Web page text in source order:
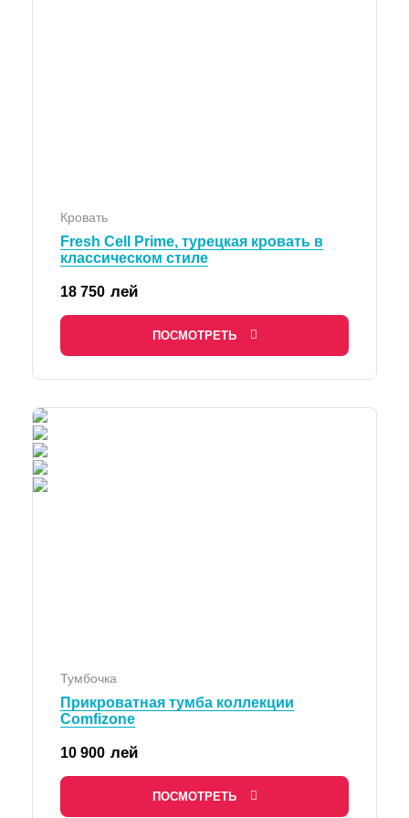
Кровать
Fresh Cell Prime, турецкая кровать в
классическом стиле
18 750 лей
ПОСМОТРЕТЬ
Тумбочка
Прикроватная тумба коллекции
Comfizone
10 900 лей
ПОСМОТРЕТЬ